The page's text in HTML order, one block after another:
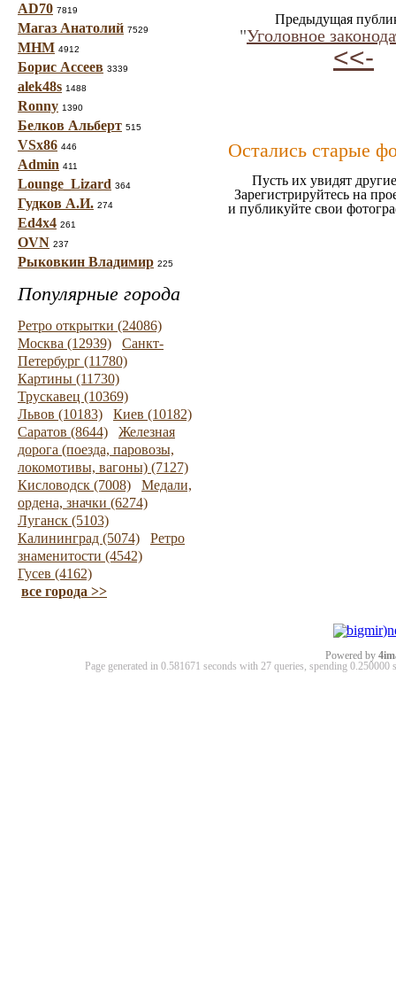
AD70 7819
Магаз Анатолий 7529
МНМ 4912
Борис Ассеев 3339
alek48s 1488
Ronny 1390
Белков Альберт 515
VSx86 446
Admin 411
Lounge_Lizard 364
Гудков А.И. 274
Ed4x4 261
OVN 237
Рыковкин Владимир 225
Популярные города
Ретро открытки (24086)
Москва (12939)
Санкт-
Петербург (11780)
Картины (11730)
Трускавец (10369)
Львов (10183)
Киев (10182)
Саратов (8644)
Железная
дорога (поезда, паровозы,
локомотивы, вагоны) (7127)
Кисловодск (7008)
Медали,
ордена, значки (6274)
Луганск (5103)
Калининград (5074)
Ретро
знаменитости (4542)
Гусев (4162)
все города >>
Предыдущая
"Уголовное
<<-
Остались старые
Пусть их увидят
Зарегистрируйтесь на
и публикуйте свои
Powered by
Page generated in 0.581671 seconds with 27 queries, spending